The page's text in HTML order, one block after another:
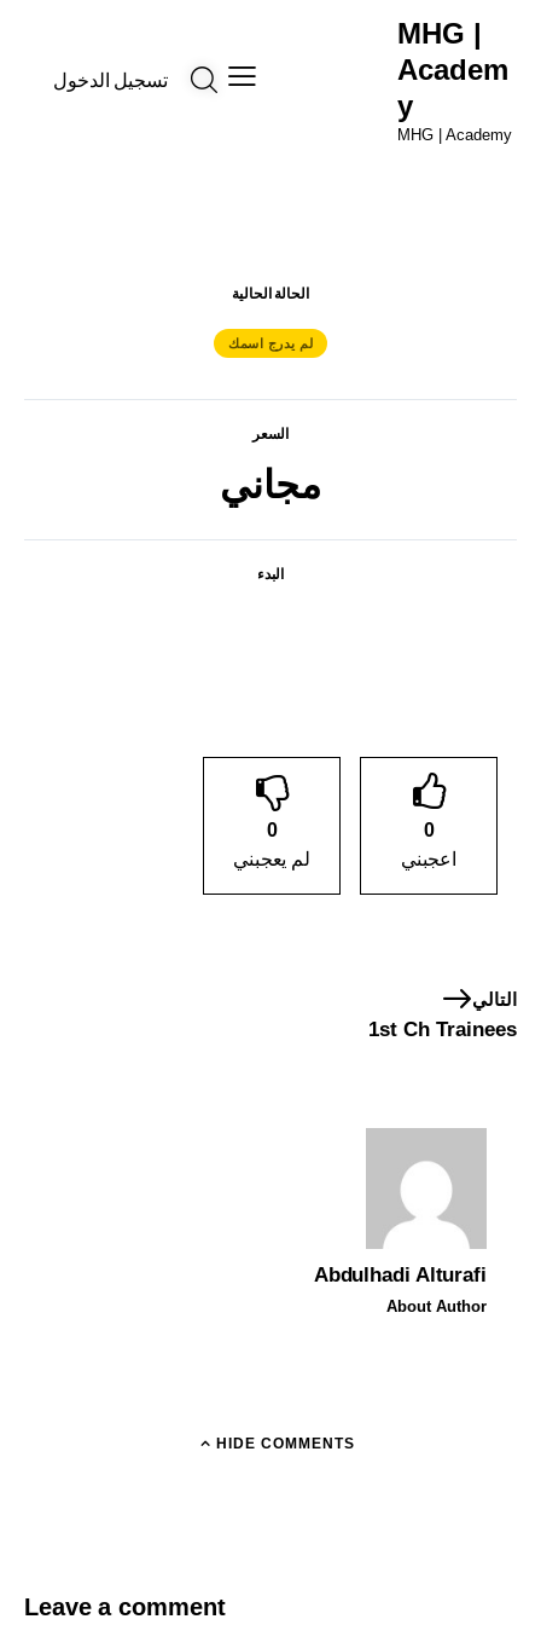
MHG |
Academ
y
MHG | Academy
تسجيل الدخول
الحالة الحالية
لم يدرج اسمك
السعر
مجاني
البدء
0
اعجبني
0
لم يعجبني
التالي
1st Ch Trainees
Abdulhadi Alturafi
About Author
HIDE COMMENTS
Leave a comment